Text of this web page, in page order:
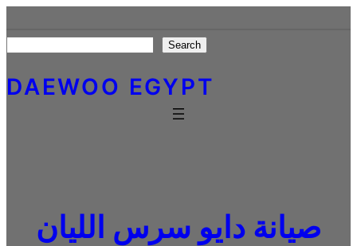
to
content
Search
DAEWOO EGYPT
صيانة دايو سرس الليان